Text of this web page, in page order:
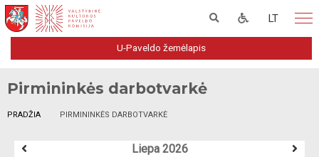
LT
U-Paveldo žemėlapis
Pirmininkės darbotvarkė
PRADŽIA PIRMININKĖS DARBOTVARKĖ
Liepa 2026